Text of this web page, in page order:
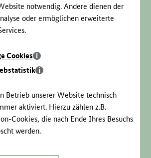
notwendig. Andere dienen der
oder ermöglichen erweiterte
Cookies
Betrieb unserer Website technisch
aktiviert. Hierzu zählen z.B.
Cookies, die nach Ende Ihres Besuchs
werden.